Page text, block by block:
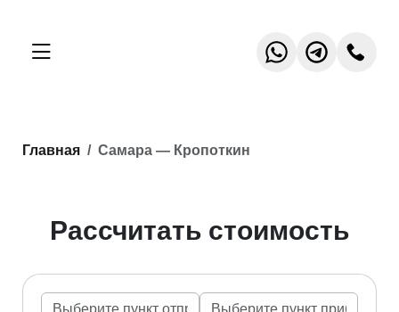
Главная Самара — Кропоткин
Рассчитать стоимость